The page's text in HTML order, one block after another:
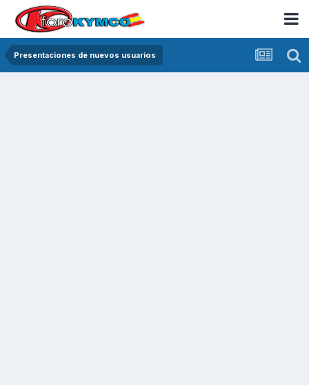
Presentaciones de nuevos usuarios